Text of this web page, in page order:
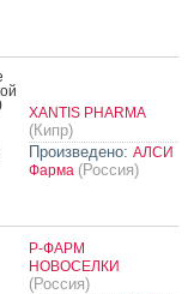
XANTIS PHARMA
(Кипр)
Произведено: АЛСИ
Фарма (Россия)
Р-ФАРМ
НОВОСЕЛКИ
(Россия)